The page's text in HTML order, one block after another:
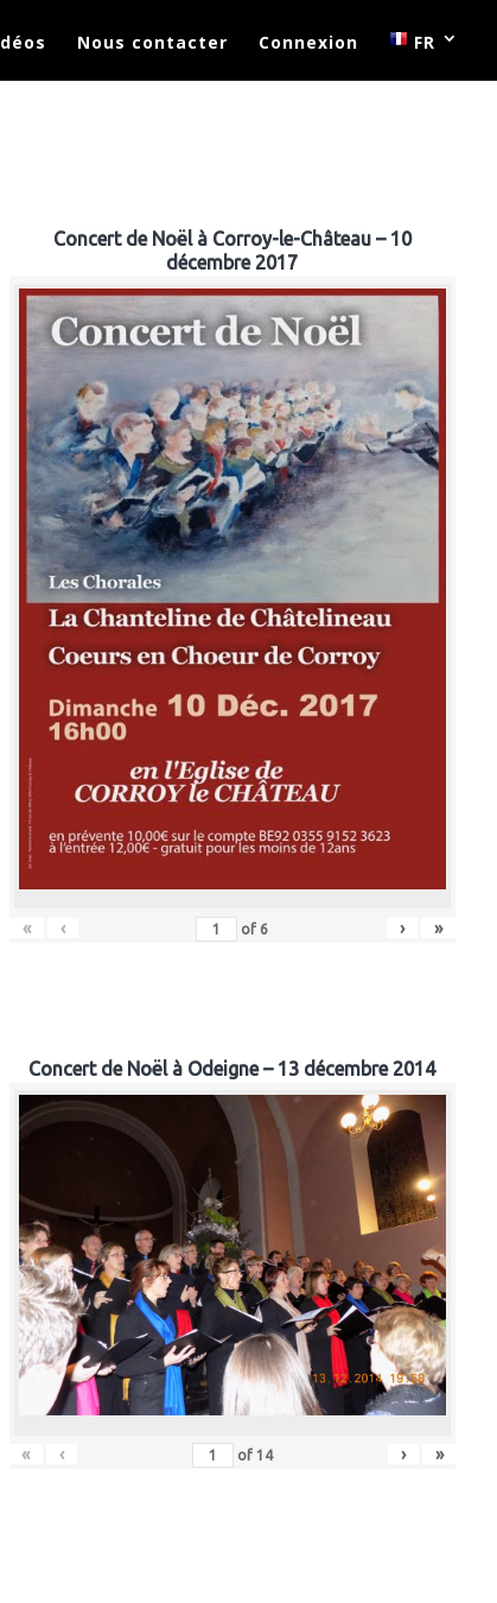
Nous contacter Connexion FR
Concert de Noël à Corroy-le-Château – 10
décembre 2017
« ‹ of 6 › »
Concert de Noël à Odeigne – 13 décembre 2014
« ‹ of 14 › »